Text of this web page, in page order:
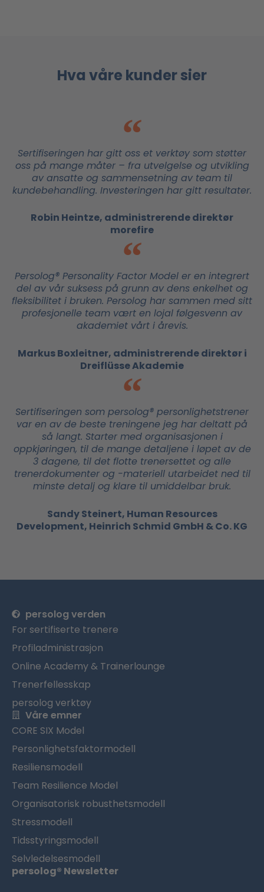
Hva våre kunder sier
Sertifiseringen har gitt oss et verktøy som støtter
oss på mange måter – fra utvelgelse og utvikling
av ansatte og sammensetning av team til
kundebehandling. Investeringen har gitt resultater.
Robin Heintze, administrerende direktør
morefire
Persolog® Personality Factor Model er en integrert
del av vår suksess på grunn av dens enkelhet og
fleksibilitet i bruken. Persolog har sammen med sitt
profesjonelle team vært en lojal følgesvenn av
akademiet vårt i årevis.
Markus Boxleitner, administrerende direktør i
Dreiflüsse Akademie
Sertifiseringen som persolog® personlighetstrener
var en av de beste treningene jeg har deltatt på
så langt. Starter med organisasjonen i
oppkjøringen, til de mange detaljene i løpet av de
3 dagene, til det flotte trenersettet og alle
trenerdokumenter og -materiell utarbeidet ned til
minste detalj og klare til umiddelbar bruk.
Sandy Steinert, Human Resources
Development, Heinrich Schmid GmbH & Co. KG
persolog verden
For sertifiserte trenere
Profiladministrasjon
Online Academy & Trainerlounge
Trenerfellesskap
persolog verktøy
Våre emner
CORE SIX Model
Personlighetsfaktormodell
Resiliensmodell
Team Resilience Model
Organisatorisk robusthetsmodell
Stressmodell
Tidsstyringsmodell
Selvledelsesmodell
persolog® Newsletter